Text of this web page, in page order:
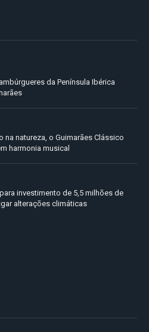
da Península Ibérica
na natureza, o Guimarães Clássico
harmonia musical
investimento de 5,5 milhões de
alterações climáticas